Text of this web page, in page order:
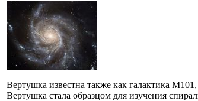
Вертушка известна также как галактика
Вертушка стала образцом для изучения